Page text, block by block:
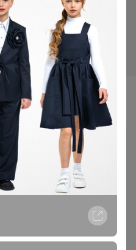
2 435р
Футболка 2062